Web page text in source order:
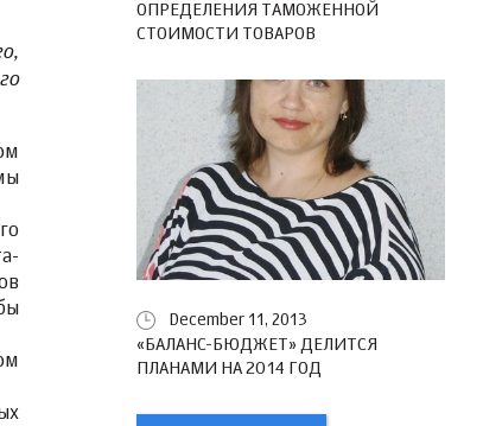
ОПРЕДЕЛЕНИЯ ТАМОЖЕННОЙ
СТОИМОСТИ ТОВАРОВ
December 11, 2013
«БАЛАНС-БЮДЖЕТ» ДЕЛИТСЯ
ПЛАНАМИ НА 2014 ГОД